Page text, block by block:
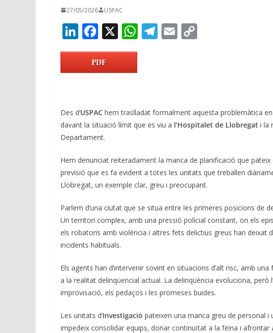
27/05/2026 USPAC
Li
n
k
e
n
F
ac
e
b
o
k
X W
p
p
T
m
E
n
k
PDF
Des d’USPAC hem traslladat formalment aquesta problemàtica
davant la situació límit que es viu a l’Hospitalet de Llobregat i la
Departament.
Hem denunciat reiteradament la manca de planificació que pateix
previsió que es fa evident a totes les unitats que treballen
Llobregat, un exemple clar, greu i preocupant.
Parlem d’una ciutat que se situa entre les primeres posicions de
Un territori complex, amb una pressió policial constant, on els
els robatoris amb violència i altres fets delictius greus han deixat
incidents habituals.
Els agents han d’intervenir sovint en situacions d’alt risc, amb
a la realitat delinqüencial actual. La delinqüència evoluciona, però
improvisació, els pedaços i les promeses buides.
Les unitats d’Investigació pateixen una manca greu de personal i
impedeix consolidar equips, donar continuïtat a la feina i afrontar